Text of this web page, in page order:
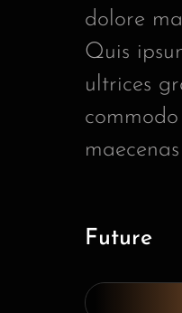
dolore
Quis
ultrices
Future